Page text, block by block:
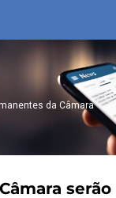
da Câmara
serão